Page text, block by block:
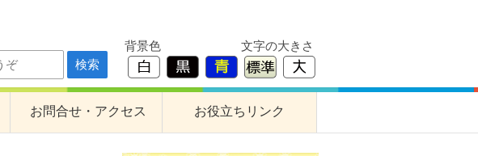
文字の大きさ
背景色
すぎな作業所
お問合せ・アクセス お役立ちリンク